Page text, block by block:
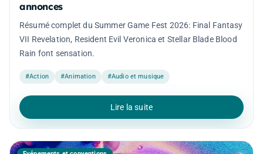
annonces
Résumé complet du Summer Game Fest 2026: Final Fantasy
VII Revelation, Resident Evil Veronica et Stellar Blade Blood
Rain font sensation.
#Action #Animation #Audio et musique
Lire la suite